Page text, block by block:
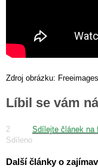
Zdroj obrázku:
Líbil se vám
2
Sdíleno
Sdílejte článek na
Další články o